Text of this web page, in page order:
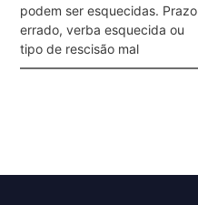
podem ser esquecidas. Prazo
errado, verba esquecida ou
tipo de rescisão mal